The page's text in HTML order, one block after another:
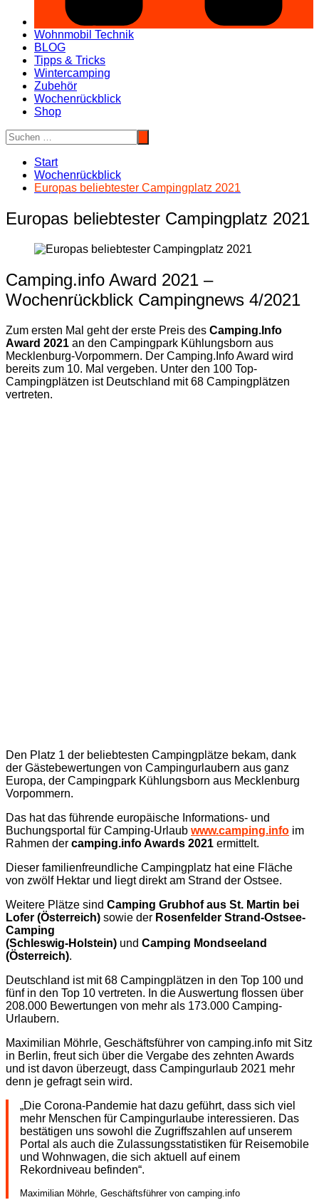
Wohnmobil Technik
BLOG
Tipps & Tricks
Wintercamping
Zubehör
Wochenrückblick
Shop
Start
Wochenrückblick
Europas beliebtester Campingplatz 2021
Europas beliebtester Campingplatz 2021
Camping.info Award 2021 –
Wochenrückblick Campingnews 4/2021
Zum ersten Mal geht der erste Preis des Camping.Info
Award 2021 an den Campingpark Kühlungsborn aus
Mecklenburg-Vorpommern. Der Camping.Info Award wird
bereits zum 10. Mal vergeben. Unter den 100 Top-
Campingplätzen ist Deutschland mit 68 Campingplätzen
vertreten.
Den Platz 1 der beliebtesten Campingplätze bekam, dank
der Gästebewertungen von Campingurlaubern aus ganz
Europa, der Campingpark Kühlungsborn aus Mecklenburg
Vorpommern.
Das hat das führende europäische Informations- und
Buchungsportal für Camping-Urlaub www.camping.info im
Rahmen der camping.info Awards 2021 ermittelt.
Dieser familienfreundliche Campingplatz hat eine Fläche
von zwölf Hektar und liegt direkt am Strand der Ostsee.
Weitere Plätze sind Camping Grubhof aus St. Martin bei
Lofer (Österreich) sowie der Rosenfelder Strand-Ostsee-
Camping
(Schleswig-Holstein) und Camping Mondseeland
(Österreich).
Deutschland ist mit 68 Campingplätzen in den Top 100 und
fünf in den Top 10 vertreten. In die Auswertung flossen über
208.000 Bewertungen von mehr als 173.000 Camping-
Urlaubern.
Maximilian Möhrle, Geschäftsführer von camping.info mit Sitz
in Berlin, freut sich über die Vergabe des zehnten Awards
und ist davon überzeugt, dass Campingurlaub 2021 mehr
denn je gefragt sein wird.
„Die Corona-Pandemie hat dazu geführt, dass sich viel
mehr Menschen für Campingurlaube interessieren. Das
bestätigen uns sowohl die Zugriffszahlen auf unserem
Portal als auch die Zulassungsstatistiken für Reisemobile
und Wohnwagen, die sich aktuell auf einem
Rekordniveau befinden“.
Maximilian Möhrle, Geschäftsführer von camping.info